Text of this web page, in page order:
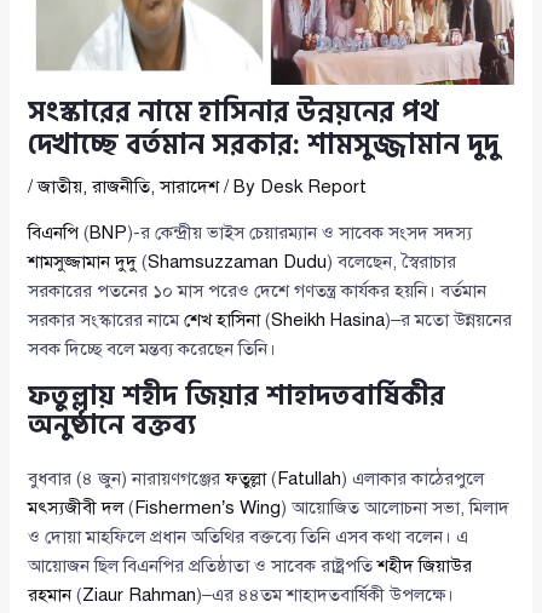
সংস্কারের নামে হাসিনার উন্নয়নের পথ
দেখাচ্ছে বর্তমান সরকার: শামসুজ্জামান দুদু
/জাতীয়,রাজনীতি,সারাদেশ/ By Desk Report
বিএনপি (BNP)-র কেন্দ্রীয় ভাইস চেয়ারম্যান ও সাবেক সংসদ সদস্য
শামসুজ্জামান দুদু (Shamsuzzaman Dudu) বলেছেন, স্বৈরাচার
সরকারের পতনের ১০ মাস পরেও দেশে গণতন্ত্র কার্যকর হয়নি। বর্তমান
সরকার সংস্কারের নামেশেখ হাসিনা(Sheikh Hasina)–র মতো উন্নয়নের
সবক দিচ্ছে বলে মন্তব্য করেছেন তিনি।
ফতুল্লায় শহীদ জিয়ার শাহাদতবার্ষিকীর
অনুষ্ঠানে বক্তব্য
বুধবার (৪ জুন) নারায়ণগঞ্জেরফতুল্লা(Fatullah) এলাকার কাঠেরপুলে
মৎস্যজীবী দল(Fishermen’s Wing) আয়োজিত আলোচনা সভা, মিলাদ
ও দোয়া মাহফিলে প্রধান অতিথির বক্তব্যে তিনি এসব কথা বলেন। এ
আয়োজন ছিল বিএনপির প্রতিষ্ঠাতা ও সাবেক রাষ্ট্রপতিশহীদ জিয়াউর
রহমান(Ziaur Rahman)–এর ৪৪তম শাহাদতবার্ষিকী উপলক্ষে।